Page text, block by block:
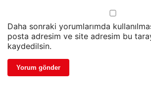
Daha sonraki yorumlarımda
posta adresim ve site adresim bu
kaydedilsin.